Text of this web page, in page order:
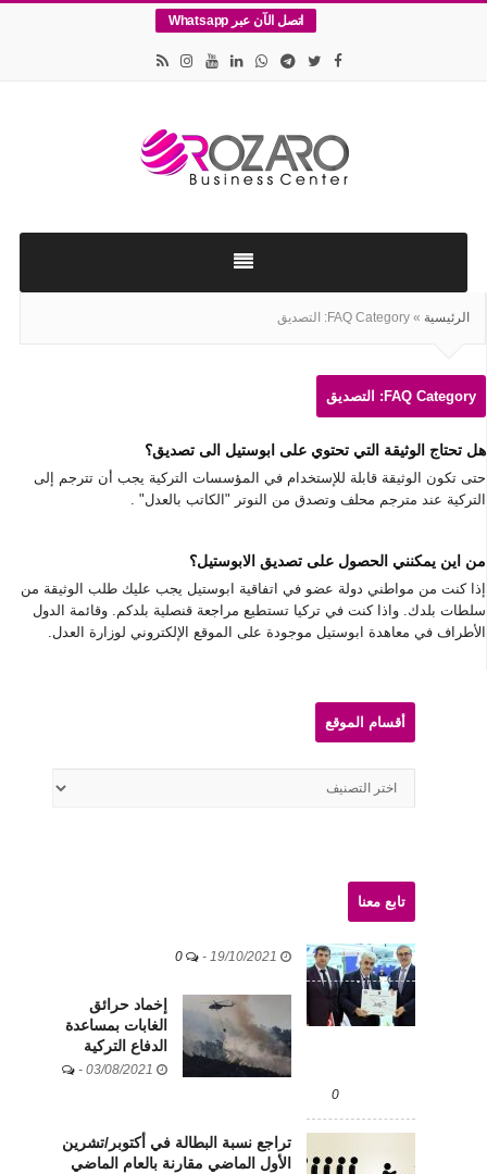
اتصل الآن عبر Whatsapp
وتأسيس
في
الرئيسية » التصديق
FAQ Category: التصديق
هل تحتاج الوثيقة التي تحتوي على ابوستيل الى تصديق؟
حتى تكون الوثيقة قابلة للإستخدام في المؤسسات التركية يجب أن تترجم إلى
التركية عند مترجم محلف وتصدق من النوتر "الكاتب بالعدل" .
من اين يمكنني الحصول على تصديق الابوستيل؟
إذا كنت من مواطني دولة عضو في اتفاقية ابوستيل يجب عليك طلب الوثيقة من
سلطات بلدك. واذا كنت في تركيا تستطيع مراجعة قنصلية بلدكم. وقائمة الدول
الأطراف في معاهدة ابوستيل موجودة على الموقع الإلكتروني لوزارة العدل.
Sidebarأقسام الموقع
أقسام
تابع معنا
-
إخماد حرائق
الغابات بمساعدة
الدفاع التركية
-
0
تراجع نسبة البطالة في أكتوبر/تشرين
الأول الماضي مقارنة بالعام الماضي